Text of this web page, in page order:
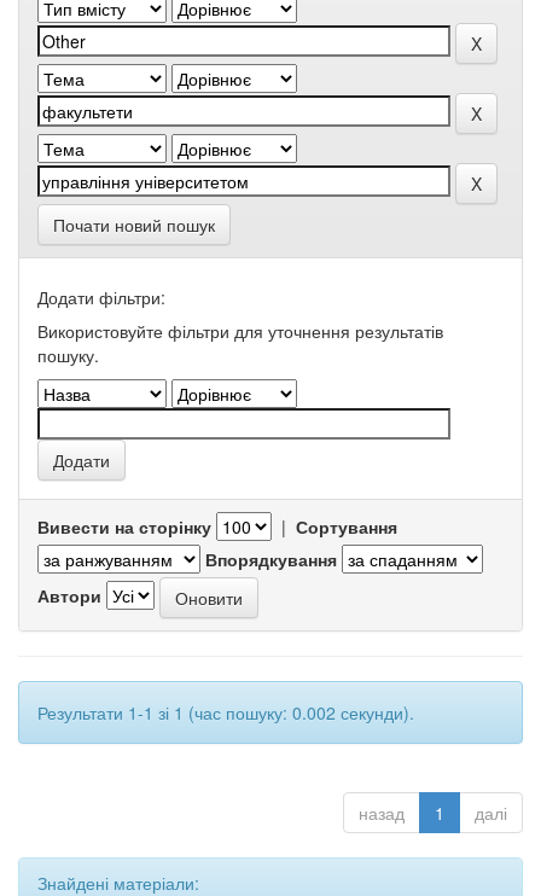
Почати новий пошук
Додати фільтри:
Використовуйте фільтри для уточнення результатів
пошуку.
Вивести на сторінку | Сортування
Впорядкування
Автори
Результати 1-1 зі 1 (час пошуку: 0.002 секунди).
назад 1 далі
Знайдені матеріали: